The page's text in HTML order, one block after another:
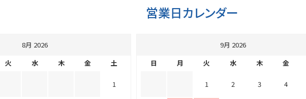
営業日カレンダー
8月 2026
火 水 木 金 土
1
9月 2026
日
月 火 水 木 金
1 2 3 4